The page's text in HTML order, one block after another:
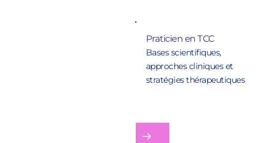
Praticien en TCC
Bases scientifiques,
approches cliniques et
stratégies thérapeutiques